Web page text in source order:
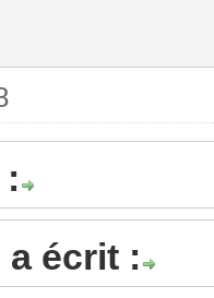
écrit :